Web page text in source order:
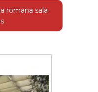
romana sala